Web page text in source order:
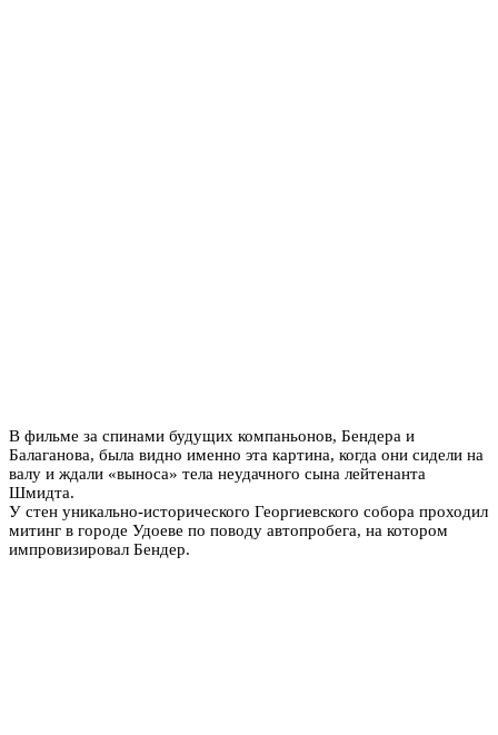
В фильме за спинами будущих компаньонов, Бендера и
Балаганова, была видно именно эта картина, когда они сидели на
валу и ждали «выноса» тела неудачного сына лейтенанта
Шмидта.
У стен уникально-исторического Георгиевского собора проходил
митинг в городе Удоеве по поводу автопробега, на котором
импровизировал Бендер.